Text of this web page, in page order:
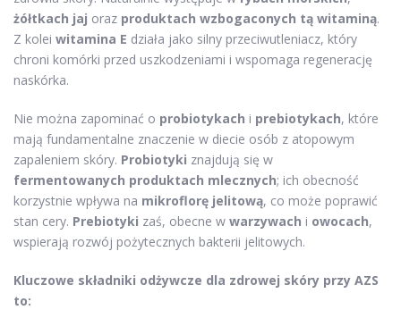
żółtkach jaj oraz produktach wzbogaconych tą witaminą.
Z kolei witamina E działa jako silny przeciwutleniacz, który
chroni komórki przed uszkodzeniami i wspomaga regenerację
naskórka.
Nie można zapominać o probiotykach i prebiotykach, które
mają fundamentalne znaczenie w diecie osób z atopowym
zapaleniem skóry. Probiotyki znajdują się w
fermentowanych produktach mlecznych; ich obecność
korzystnie wpływa na mikroflorę jelitową, co może poprawić
stan cery. Prebiotyki zaś, obecne w warzywach i owocach,
wspierają rozwój pożytecznych bakterii jelitowych.
Kluczowe składniki odżywcze dla zdrowej skóry przy AZS
to: